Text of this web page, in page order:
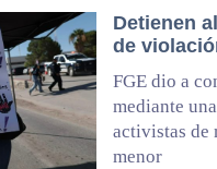
Detienen
de
FGE dio a
mediante
activistas de
menor